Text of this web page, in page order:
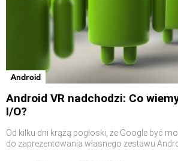
Android
Android VR nadchodzi: Co
I/O?
Od kilku dni krążą pogłoski, że Google być
do zaprezentowania własnego zestawu